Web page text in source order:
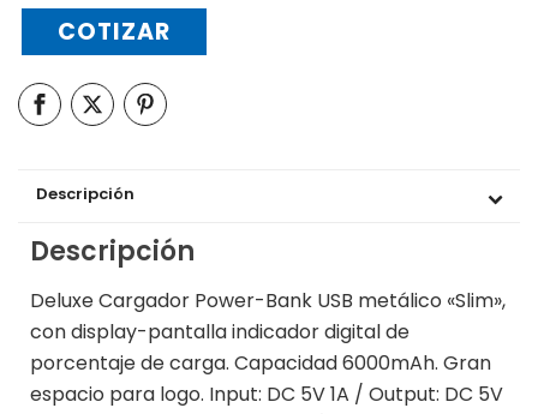
COTIZAR
Descripción
Descripción
Deluxe Cargador Power-Bank USB metálico «Slim»,
con display-pantalla indicador digital de
porcentaje de carga. Capacidad 6000mAh. Gran
espacio para logo. Input: DC 5V 1A / Output: DC 5V